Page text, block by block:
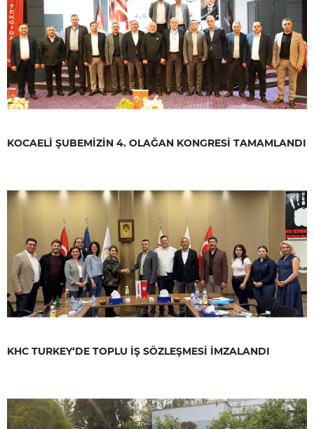
KOCAELİ ŞUBEMİZİN 4. OLAĞAN KONGRESİ TAMAMLANDI
KHC TURKEY‘DE TOPLU İŞ SÖZLEŞMESİ İMZALANDI